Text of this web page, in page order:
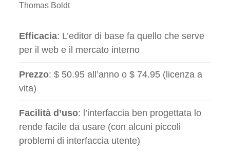
Thomas Boldt
Efficacia: L’editor di base fa quello che serve
per il web e il mercato interno
Prezzo: $ 50.95 all’anno o $ 74.95 (licenza a
vita)
Facilità d’uso: l’interfaccia ben progettata lo
rende facile da usare (con alcuni piccoli
problemi di interfaccia utente)